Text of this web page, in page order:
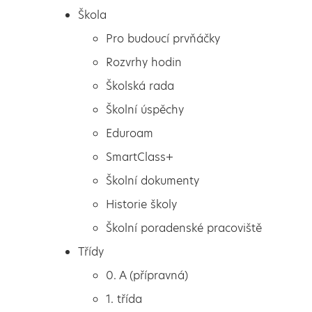
Pro budoucí prvňáčky
Rozvrhy hodin
Školská rada
Škola
Pro budoucí prvňáčky
Rozvrhy hodin
Školská rada
Školní úspěchy
Eduroam
SmartClass+
Školní dokumenty
Historie školy
Školní poradenské pracoviště
Třídy
0. A (přípravná)
1. třída
Celostátní finále soutěže
Nejlepší chemik ČR